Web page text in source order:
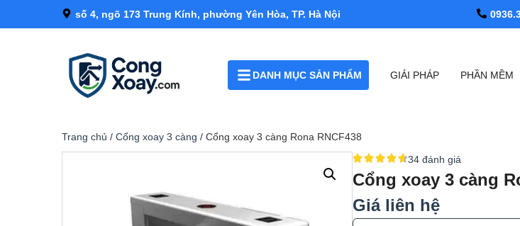
số 4, ngõ 173 Trung Kính, phường Yên Hòa, TP. Hà Nội
DANH MỤC SẢN PHẨM GIẢI PHÁP PHẦN MỀM
Trang chủ / Cổng xoay 3 càng / Cổng xoay 3 càng Rona RNCF438
34 đánh giá
Cổng xoay 3 càng
Giá liên hệ